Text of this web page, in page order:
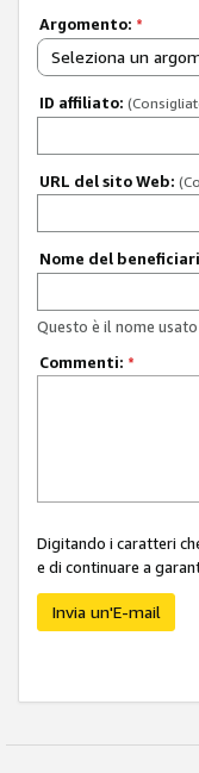
Argomento: *
Seleziona un
ID affiliato:
URL del sito Web:
Nome del
Questo è il nome
Commenti: *
Digitando i caratteri
e di continuare a
Invia un'E-mail